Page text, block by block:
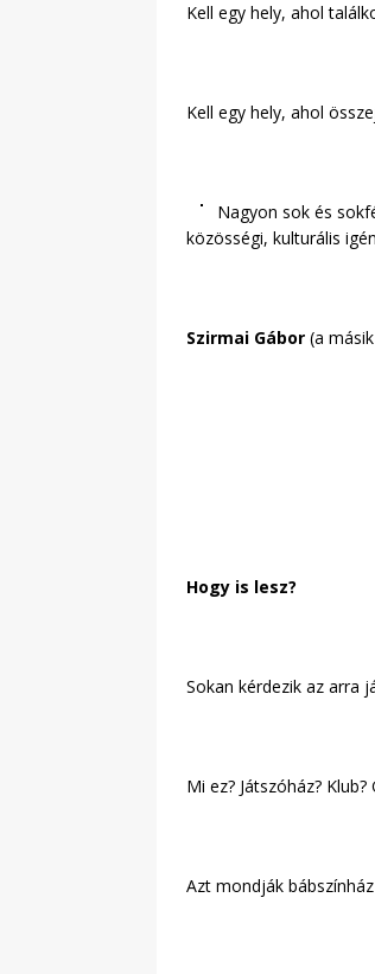
Kell egy hely, ahol
Kell egy hely, ahol
Nagyon sok és
közösségi, kulturális
Szirmai Gábor (a
Hogy is lesz?
Sokan kérdezik az arra
Mi ez? Játszóház?
Azt mondják